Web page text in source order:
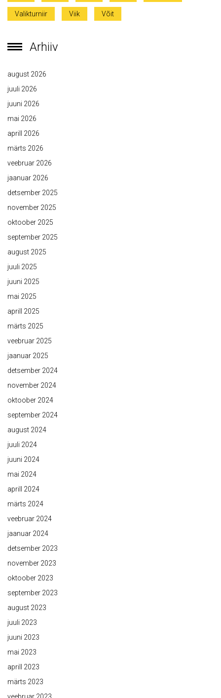
Valikturniir Viik Võit
Arhiiv
august 2026
juuli 2026
juuni 2026
mai 2026
aprill 2026
märts 2026
veebruar 2026
jaanuar 2026
detsember 2025
november 2025
oktoober 2025
september 2025
august 2025
juuli 2025
juuni 2025
mai 2025
aprill 2025
märts 2025
veebruar 2025
jaanuar 2025
detsember 2024
november 2024
oktoober 2024
september 2024
august 2024
juuli 2024
juuni 2024
mai 2024
aprill 2024
märts 2024
veebruar 2024
jaanuar 2024
detsember 2023
november 2023
oktoober 2023
september 2023
august 2023
juuli 2023
juuni 2023
mai 2023
aprill 2023
märts 2023